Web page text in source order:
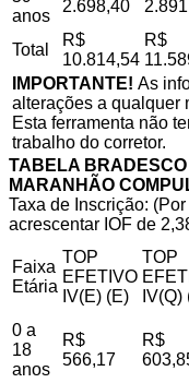
anos
2.698,40
Total
R$
10.814,54
R$
IMPORTANTE! As
alterações a qualquer
Esta ferramenta não
trabalho do corretor.
TABELA
MARANHÃO
Taxa de Inscrição:
acrescentar IOF de
Faixa
Etária
TOP
EFETIVO
IV(E) (E)
TOP
IV(Q)
0 a
18
anos
R$
566,17
R$